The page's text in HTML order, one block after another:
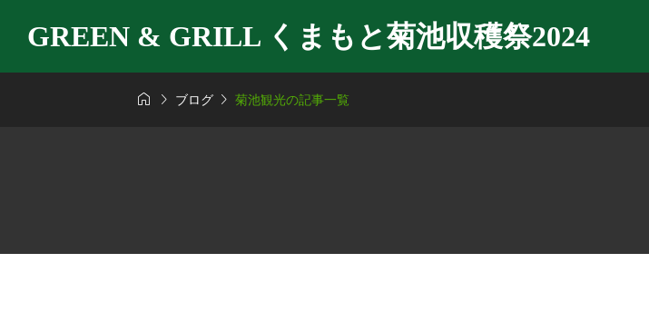
GREEN & GRILL くまもと菊池収穫祭2024
  ブログ  菊池観光の記事一覧